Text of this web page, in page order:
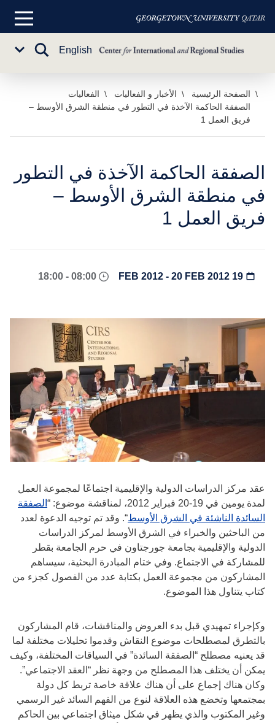
تخطي
المحتوى
الرئيسي
القائمة
English
تبديل
الصفحة الرئيسية الأخبار و الفعاليات
الفعاليات
الصفقة الحاكمة الآخذة في التطور في منطقة الشرق الأوسط –
فريق العمل 1
الصفقة الحاكمة الآخذة في التطور
في منطقة الشرق الأوسط –
فريق العمل 1
عقد مركز الدراسات الدولية والإقليمية اجتماعًا لمجموعة العمل
لمدة يومين في 19-20 فبراير 2012، لمناقشة موضوع: “
الصفقة
السائدة الناشئة في الشرق الأوسط“. وقد تم توجيه الدعوة لعدد
من الباحثين والخبراء في الشرق الأوسط لمركز الدراسات
الدولية والإقليمية بجامعة جورجتاون في حرم الجامعة بقطر
للمشاركة في الاجتماع. وفي ختام المبادرة البحثية، سيساهم
المشاركون من مجموعة العمل بكتابة عدد من الفصول كجزء من
كتاب يتناول هذا الموضوع.
وكإجراء تمهيدي قبل بدء العروض والمناقشات، قام المشاركون
بالتطرق لمصطلحات موضوع النقاش وقدموا تحليلات مختلفة لما
قد يعنيه مصطلح “الصفقة السائدة” في السياقات المختلفة، وكيف
يمكن أن يختلف هذا المصطلح من وجهة نظر “العقد الاجتماعي”.
وكان هناك إجماع على أن هناك علاقة خاصة تربط كل دولة
بمجتمعها وتخضع هذه العلاقة لنوع من الفهم السائد غير الرسمي
وغير المكتوب والذي يظهر في شكل ميثاق اجتماعي بين الحاكم